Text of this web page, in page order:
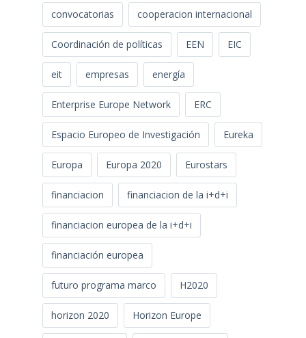
convocatorias cooperacion internacional
Coordinación de políticas EEN EIC
eit empresas energía
Enterprise Europe Network ERC
Espacio Europeo de Investigación Eureka
Europa Europa 2020 Eurostars
financiacion financiacion de la i+d+i
financiacion europea de la i+d+i
financiación europea
futuro programa marco H2020
horizon 2020 Horizon Europe